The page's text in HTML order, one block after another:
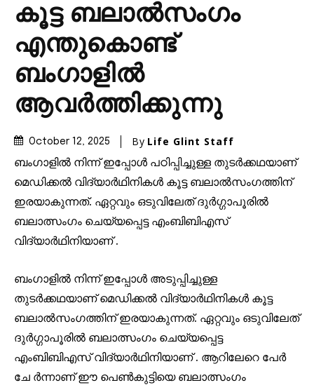
കൂട്ട ബലാൽസംഗം
എന്തുകൊണ്ട്
ബംഗാളിൽ
ആവർത്തിക്കുന്നു
October 12, 2025 By Life Glint Staff
ബംഗാളിൽ നിന്ന് ഇപ്പോൾ പഠിപ്പിച്ചുള്ള തുടർക്കഥയാണ്
മെഡിക്കൽ വിദ്യാർഥിനികൾ കൂട്ട ബലാൽസംഗത്തിന്
ഇരയാകുന്നത്. ഏറ്റവും ഒടുവിലേത് ദുർഗ്ഗാപൂരിൽ
ബലാത്സംഗം ചെയ്യപ്പെട്ട എംബിബിഎസ്
വിദ്യാർഥിനിയാണ് .
ബംഗാളിൽ നിന്ന് ഇപ്പോൾ അടുപ്പിച്ചുള്ള
തുടർക്കഥയാണ് മെഡിക്കൽ വിദ്യാർഥിനികൾ കൂട്ട
ബലാൽസംഗത്തിന് ഇരയാകുന്നത്. ഏറ്റവും ഒടുവിലേത്
ദുർഗ്ഗാപൂരിൽ ബലാത്സംഗം ചെയ്യപ്പെട്ട
എംബിബിഎസ് വിദ്യാർഥിനിയാണ് . ആറിലേറെ പേർ
ചേ ർന്നാണ് ഈ പെൺകുട്ടിയെ ബലാത്സംഗം